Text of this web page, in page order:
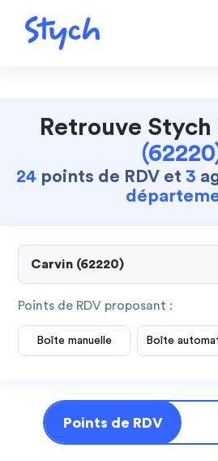
Retrouve Stych
24points de RDV et 3
Points de RDV proposant :
Boîte manuelle Boîte
Points de RDV